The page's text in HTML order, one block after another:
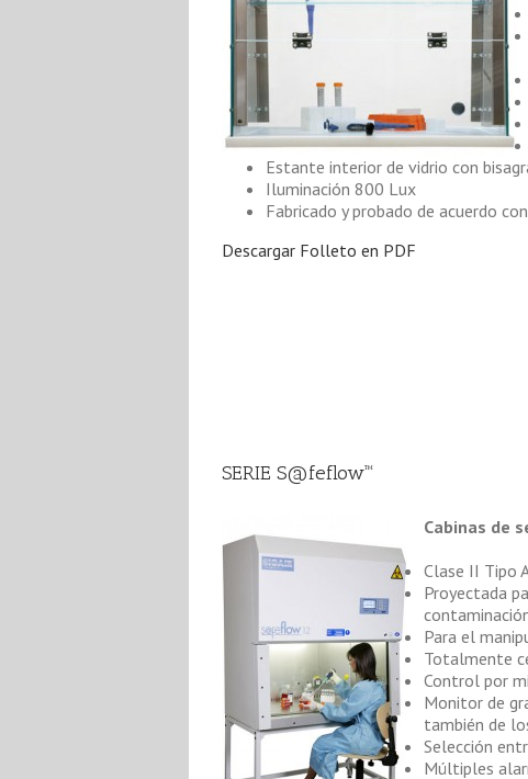
Estante interior de vidrio con
Iluminación 800 Lux
Fabricado y probado de acuerdo
Descargar Folleto en PDF
SERIE S@feflow™
Cabinas de
Clase II Tipo
Proyectada
Para el
Totalmente
Control por
Monitor de
también de
Selección
Múltiples